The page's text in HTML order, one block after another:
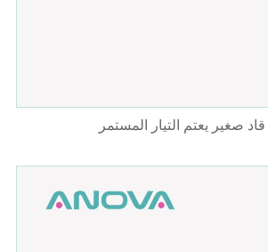
صغير يعتم التيار المستمر